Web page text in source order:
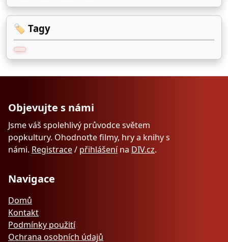
🏷️ Tagy
Objevujte s námi
Jsme váš spolehlivý průvodce světem
popkultury. Ohodnoťte filmy, hry a knihy s
námi. Registrace/ přihlášenína DIV.cz.
Navigace
Domů
Kontakt
Podmínky použití
Ochrana osobních údajů